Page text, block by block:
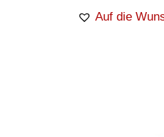
Auf die